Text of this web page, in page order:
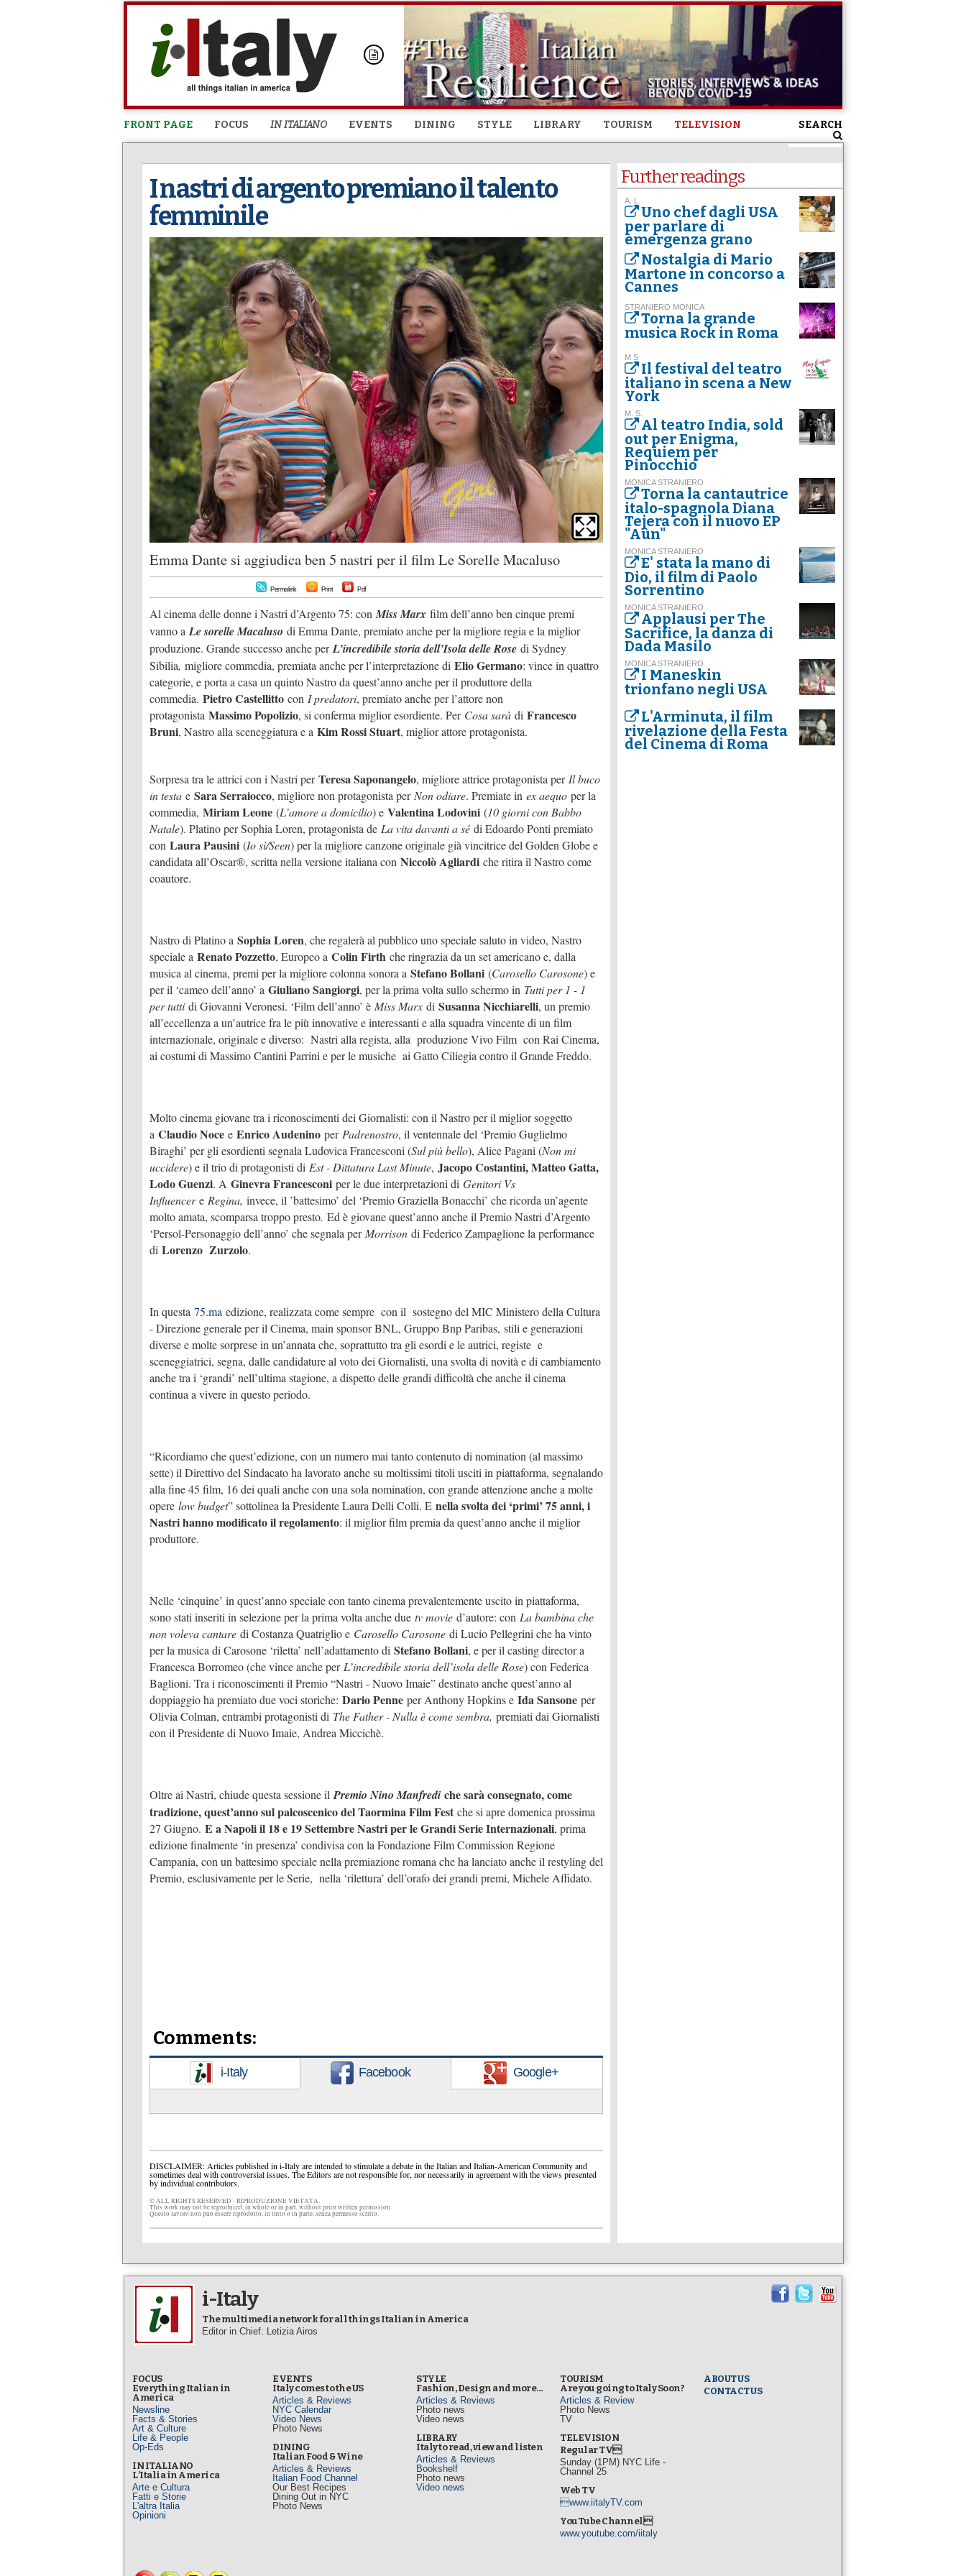
Skip to
content
FRONT PAGE FOCUS IN ITALIANO EVENTS DINING STYLE LIBRARY TOURISM TELEVISION SEARCH
I nastri di argento premiano il talento
femminile
Emma Dante si aggiudica ben 5 nastri per il film Le Sorelle Macaluso
Permalink Print Pdf
Al cinema delle donne i Nastri d’Argento 75: con Miss Marx film dell’anno ben cinque premi
vanno a Le sorelle Macaluso di Emma Dante, premiato anche per la migliore regia e la miglior
produzione. Grande successo anche perL’incredibile storia dell’Isola delle Rose di Sydney
Sibilia, migliore commedia, premiata anche per l’interpretazione di Elio Germano: vince in quattro
categorie, e porta a casa un quinto Nastro da quest’anno anche per il produttore della
commedia. Pietro Castellitto con I predatori, premiato anche per l’attore non
protagonista Massimo Popolizio, si conferma miglior esordiente. Per Cosa sarà di Francesco
Bruni, Nastro alla sceneggiatura e a Kim Rossi Stuart, miglior attore protagonista.
Sorpresa tra le attrici con i Nastri perTeresa Saponangelo, migliore attrice protagonista per Il buco
in testa e Sara Serraiocco, migliore non protagonista per Non odiare. Premiate in ex aequo per la
commedia, Miriam Leone (L’amore a domicilio) e Valentina Lodovini (10 giorni con Babbo
Natale). Platino per Sophia Loren, protagonista de La vita davanti a sé di Edoardo Ponti premiato
con Laura Pausini (Io sì/Seen) per la migliore canzone originale già vincitrice del Golden Globe e
candidata all’Oscar®, scritta nella versione italiana con Niccolò Agliardi che ritira il Nastro come
coautore.
Nastro di Platino a Sophia Loren, che regalerà al pubblico uno speciale saluto in video, Nastro
speciale a Renato Pozzetto, Europeo a Colin Firth che ringrazia da un set americano e, dalla
musica al cinema, premi per la migliore colonna sonora a Stefano Bollani (Carosello Carosone) e
per il ‘cameo dell’anno’ a Giuliano Sangiorgi, per la prima volta sullo schermo in Tutti per 1 - 1
per tuttidi Giovanni Veronesi. ‘Film dell’anno’ è Miss Marx di Susanna Nicchiarelli, un premio
all’eccellenza a un’autrice fra le più innovative e interessanti e alla squadra vincente di un film
internazionale, originale e diverso: Nastri alla regista, alla produzione Vivo Film con Rai Cinema,
ai costumi di Massimo Cantini Parrini e per le musiche ai Gatto Ciliegia contro il Grande Freddo.
Molto cinema giovane tra i riconoscimenti dei Giornalisti: con il Nastro per il miglior soggetto
a Claudio Noce e Enrico Audenino per Padrenostro, il ventennale del ‘Premio Guglielmo
Biraghi’ per gli esordienti segnala Ludovica Francesconi (Sul più bello), Alice Pagani (Non mi
uccidere) e il trio di protagonisti di Est - Dittatura Last Minute, Jacopo Costantini, Matteo Gatta,
Lodo Guenzi. A Ginevra Francesconi per le due interpretazioni di Genitori Vs
Influencere Regina, invece, il ’battesimo’ del ‘Premio Graziella Bonacchi’ che ricorda un’agente
molto amata, scomparsa troppo presto. Ed è giovane quest’anno anche il Premio Nastri d’Argento
‘Persol-Personaggio dell’anno’ che segnala per Morrison di Federico Zampaglione la performance
di Lorenzo Zurzolo.
In questa 75.ma edizione, realizzata come sempre con il sostegno del MIC Ministero della Cultura
- Direzione generale per il Cinema, main sponsor BNL, Gruppo Bnp Paribas, stili e generazioni
diverse e molte sorprese in un’annata che, soprattutto tra gli esordi e le autrici, registe e
sceneggiatrici, segna, dalle candidature al voto dei Giornalisti, una svolta di novità e di cambiamento
anche tra i ‘grandi’ nell’ultima stagione, a dispetto delle grandi difficoltà che anche il cinema
continua a vivere in questo periodo.
“Ricordiamo che quest’edizione, con un numero mai tanto contenuto di nomination (al massimo
sette) il Direttivo del Sindacato ha lavorato anche su moltissimi titoli usciti in piattaforma, segnalando
alla fine 45 film, 16 dei quali anche con una sola nomination, con grande attenzione anche a molte
opere low budget” sottolinea la Presidente Laura Delli Colli. E nella svolta dei ‘primi’ 75 anni, i
Nastri hanno modificato il regolamento: il miglior film premia da quest’anno anche il miglior
produttore.
Nelle ‘cinquine’ in quest’anno speciale con tanto cinema prevalentemente uscito in piattaforma,
sono stati inseriti in selezione per la prima volta anche due tv movie d’autore: con La bambina che
non voleva cantare di Costanza Quatriglio e Carosello Carosone di Lucio Pellegrini che ha vinto
per la musica di Carosone ‘riletta’ nell’adattamento di Stefano Bollani, e per il casting director a
Francesca Borromeo (che vince anche per L’incredibile storia dell’isola delle Rose) con Federica
Baglioni. Tra i riconoscimenti il Premio “Nastri - Nuovo Imaie” destinato anche quest’anno al
doppiaggio ha premiato due voci storiche: Dario Penne per Anthony Hopkins e Ida Sansone per
Olivia Colman, entrambi protagonisti di The Father - Nulla è come sembra, premiati dai Giornalisti
con il Presidente di Nuovo Imaie, Andrea Miccichè.
Oltre ai Nastri, chiude questa sessione il Premio Nino Manfredi che sarà consegnato, come
tradizione, quest’anno sul palcoscenico del Taormina Film Fest che si apre domenica prossima
27 Giugno. E a Napoli il 18 e 19 Settembre Nastri per le Grandi Serie Internazionali, prima
edizione finalmente ‘in presenza’ condivisa con la Fondazione Film Commission Regione
Campania, con un battesimo speciale nella premiazione romana che ha lanciato anche il restyling del
Premio, esclusivamente per le Serie, nella ‘rilettura’ dell’orafo dei grandi premi, Michele Affidato.
Comments:
i-Italy Facebook Google+
DISCLAIMER: Articles published in i-Italy are intended to stimulate a debate in the Italian and Italian-American Community and
sometimes deal with controversial issues. The Editors are not responsible for, nor necessarily in agreement with the views presented
by individual contributors.
© ALL RIGHTS RESERVED - RIPRODUZIONE VIETATA.
This work may not be reproduced, in whole or in part, without prior written permission.
Questo lavoro non può essere riprodotto, in tutto o in parte, senza permesso scritto.
Further readings
A. L.
Uno chef dagli USA
per parlare di
emergenza grano
Nostalgia di Mario
Martone in concorso a
Cannes
STRANIERO MONICA
Torna la grande
musica Rock in Roma
M S
Il festival del teatro
italiano in scena a New
York
M. S.
Al teatro India, sold
out per Enigma,
Requiem per
Pinocchio
MONICA STRANIERO
Torna la cantautrice
italo-spagnola Diana
Tejera con il nuovo EP
"Aùn"
MONICA STRANIERO
E' stata la mano di
Dio, il film di Paolo
Sorrentino
MONICA STRANIERO
Applausi per The
Sacrifice, la danza di
Dada Masilo
MONICA STRANIERO
I Maneskin
trionfano negli USA
L'Arminuta, il film
rivelazione della Festa
del Cinema di Roma
i-Italy
The multimedia network for all things Italian in America
Editor in Chief: Letizia Airos
FOCUS
Everything Italian in
America
Newsline
Facts & Stories
Art & Culture
Life & People
Op-Eds
IN ITALIANO
L’Italia in America
Arte e Cultura
Fatti e Storie
L'altra Italia
Opinioni
EVENTS
Italy comes to the US
Articles & Reviews
NYC Calendar
Video News
Photo News
DINING
Italian Food & Wine
Articles & Reviews
Italian Food Channel
Our Best Recipes
Dining Out in NYC
Photo News
STYLE
Fashion, Design and more…
Articles & Reviews
Photo news
Video news
LIBRARY
Italy to read, view and listen
Articles & Reviews
Bookshelf
Photo news
Video news
TOURISM
Are you going to Italy Soon?
Articles & Review
Photo News
TV
TELEVISION
Regular TV
Sunday (1PM) NYC Life -
Channel 25
Web TV
www.iitalyTV.com
YouTube Channel
www.youtube.com/iitaly
ABOUT US
CONTACT US